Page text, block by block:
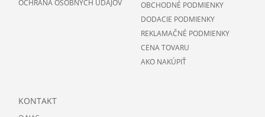
OCHRANA OSOBNÝCH ÚDAJOV
OBCHODNÉ PODMIENKY
DODACIE PODMIENKY
REKLAMAČNÉ PODMIENKY
CENA TOVARU
AKO NAKÚPIŤ
KONTAKT